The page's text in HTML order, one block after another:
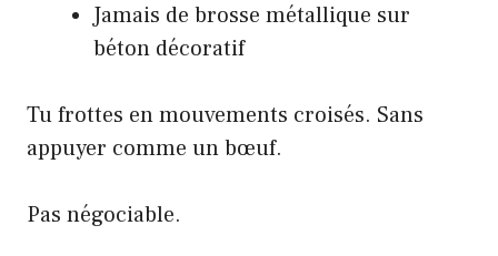
Jamais de brosse métallique sur
béton décoratif
Tu frottes en mouvements croisés. Sans
appuyer comme un bœuf.
Pas négociable.